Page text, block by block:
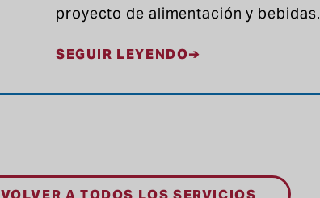
proyecto de alimentación y bebidas.
SEGUIR LEYENDO